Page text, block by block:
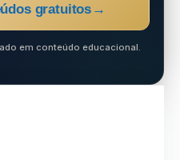
gratuitos →
em conteúdo educacional.